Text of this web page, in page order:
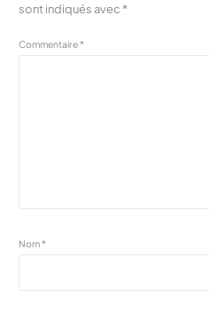
sont indiqués avec *
Commentaire*
Nom*